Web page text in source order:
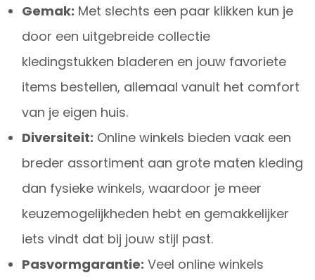
Gemak: Met slechts een paar klikken kun je
door een uitgebreide collectie
kledingstukken bladeren en jouw favoriete
items bestellen, allemaal vanuit het comfort
van je eigen huis.
Diversiteit: Online winkels bieden vaak een
breder assortiment aan grote maten kleding
dan fysieke winkels, waardoor je meer
keuzemogelijkheden hebt en gemakkelijker
iets vindt dat bij jouw stijl past.
Pasvormgarantie: Veel online winkels